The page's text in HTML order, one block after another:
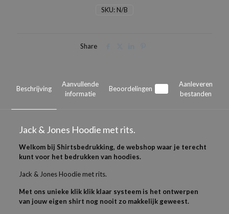
SKU:N/B
Share
Beschrijving
Aanvullende
informatie
Beoordelingen
Aanleveren
bestanden
Jack & Jones Hoodie met rits.
Welkom bij Shirtsbedrukking, de webshop waar je terecht
kunt voor het bedrukken van hoodies.
Jack & Jones Hoodie met rits.
Met ons unieke klik klik klaar systeem is het ontwerpen
van jouw eigen shirt nog nooit zo makkelijk geweest.